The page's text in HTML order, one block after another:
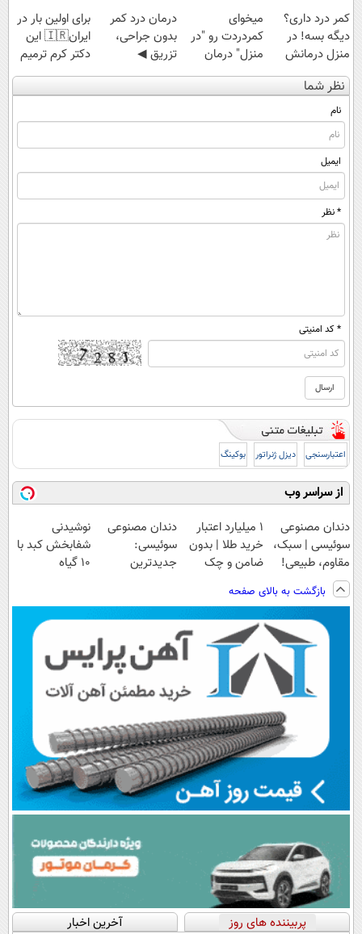
کمر درد داری؟
دیگه بسه! در
منزل درمانش
کن
(◀پرسش‌نامه)
میخوای
کمردردت رو "در
منزل" درمان
کنی؟ (◂فیلم +
◂پرسش‌نامه)
درمان درد کمر
بدون جراحی،
تزریق ◀
پرسش‌نامه رو پر
کن ▶
برای اولین بار در
ایران🇮🇷 این
دکتر کرم ترمیم
کننده 23 روزه
ساخت!
نظر شما
نام
ایمیل
* نظر
* کد امنیتی
اعتبارسنجی دیزل ژنراتور بوکینگ
از سراسر وب
دندان مصنوعی
سوئیسی | سبک،
مقاوم، طبیعی!
ویزیت
رایگان+پرداخت
اقساطی😍
۱ میلیارد اعتبار
خرید طلا | بدون
ضامن و چک
دندان مصنوعی
سوئیسی:
جدیدترین
پرداخت قسطی
نوشیدنی
شفابخش کبد با
10 گیاه
بازگشت به بالای صفحه
پربیننده های روز آخرین اخبار